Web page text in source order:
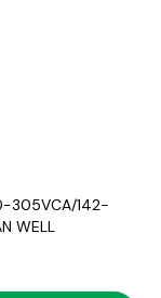
305VCA/142-
WELL